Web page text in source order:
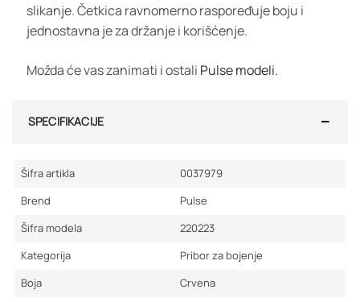
slikanje. Četkica ravnomerno raspoređuje boju i
jednostavna je za držanje i korišćenje.
Možda će vas zanimati i ostali Pulse modeli.
SPECIFIKACIJE
Šifra artikla
0037979
Brend
Pulse
Šifra modela
220223
Kategorija
Pribor za bojenje
Boja
Crvena